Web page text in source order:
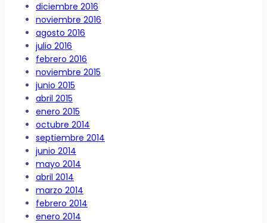
diciembre 2016
noviembre 2016
agosto 2016
julio 2016
febrero 2016
noviembre 2015
junio 2015
abril 2015
enero 2015
octubre 2014
septiembre 2014
junio 2014
mayo 2014
abril 2014
marzo 2014
febrero 2014
enero 2014